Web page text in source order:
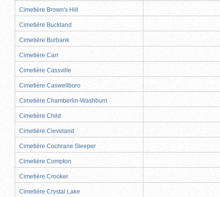
Cimetière Brown's Hill
Cimetière Buckland
Cimetière Burbank
Cimetière Carr
Cimetière Cassville
Cimetière Caswellboro
Cimetière Chamberlin-Washburn
Cimetière Child
Cimetière Cleveland
Cimetière Cochrane Sleeper
Cimetière Compton
Cimetière Crooker
Cimetière Crystal Lake